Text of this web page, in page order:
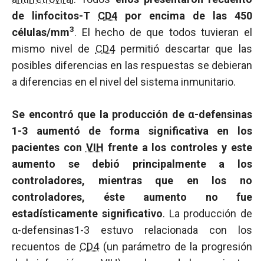
de linfocitos-T CD4 por encima de las 450
células/mm3. El hecho de que todos tuvieran el
mismo nivel de CD4permitió descartar que las
posibles diferencias en las respuestas se debieran
a diferencias en el nivel del sistema inmunitario.
Se encontró que la producción de α-defensinas
1-3 aumentó de forma significativa en los
pacientes con VIH frente a los controles y este
aumento se debió principalmente a los
controladores, mientras que en los no
controladores, éste aumento no fue
estadísticamente significativo. La producción de
α-defensinas1-3 estuvo relacionada con los
recuentos de CD4(un parámetro de la progresión